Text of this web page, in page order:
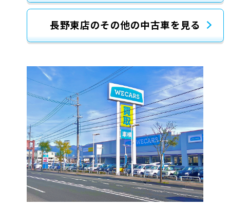
長野東店のその他の中古車を見る